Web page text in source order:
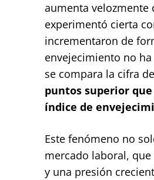
aumenta velozmente
experimentó cierta
incrementaron de
envejecimiento no
se compara la cifra
puntos superior
índice de
Este fenómeno no
mercado laboral,
y una presión